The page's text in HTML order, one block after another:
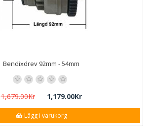
Bendixdrev 92mm - 54mm
1,679.00Kr 1,179.00Kr
Lägg i varukorg